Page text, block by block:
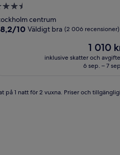
centrum
8.2
8,2/10 Väldigt bra (2 006 recensioner)
Priset
1 010 kr
1 010
inklusive skatter och
6 sep. – 7
1 natt för 2 vuxna. Priser och